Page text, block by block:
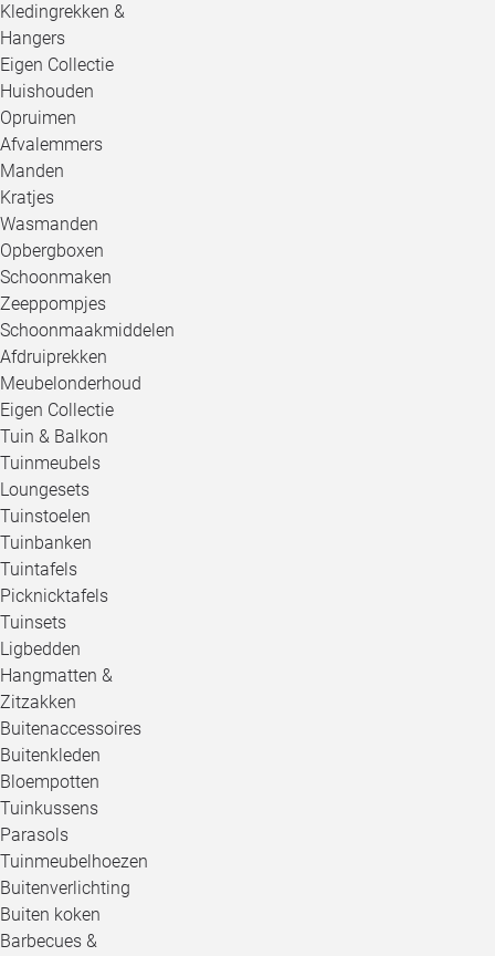
Kledingrekken &
Hangers
Eigen Collectie
Huishouden
Opruimen
Afvalemmers
Manden
Kratjes
Wasmanden
Opbergboxen
Schoonmaken
Zeeppompjes
Schoonmaakmiddelen
Afdruiprekken
Meubelonderhoud
Eigen Collectie
Tuin & Balkon
Tuinmeubels
Loungesets
Tuinstoelen
Tuinbanken
Tuintafels
Picknicktafels
Tuinsets
Ligbedden
Hangmatten &
Zitzakken
Buitenaccessoires
Buitenkleden
Bloempotten
Tuinkussens
Parasols
Tuinmeubelhoezen
Buitenverlichting
Buiten koken
Barbecues &